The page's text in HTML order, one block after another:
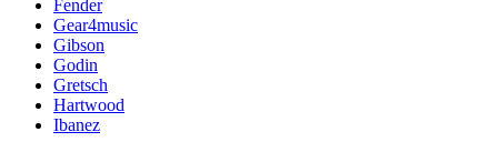
Fender
Gear4music
Gibson
Godin
Gretsch
Hartwood
Ibanez